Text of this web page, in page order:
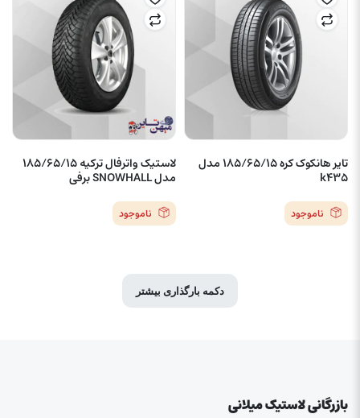
تایر هانکوک کره 185/65/15 مدل
k435
ناموجود
لاستیک واترفال ترکیه 185/65/15
مدل SNOWHALL برفی
ناموجود
دکمه بارگذاری بیشتر
بازرگانی لاستیک میلانی